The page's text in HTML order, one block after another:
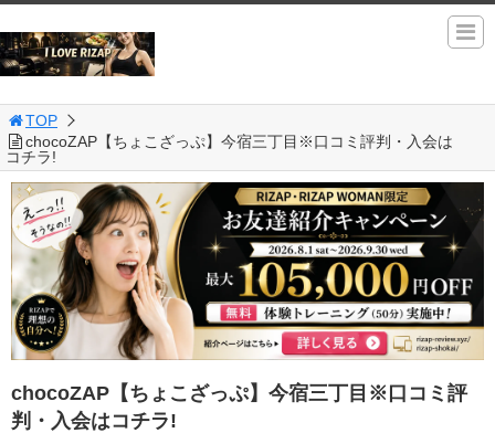
TOP
chocoZAP【ちょこざっぷ】今宿三丁目※口コミ評判・入会は
コチラ!
chocoZAP【ちょこざっぷ】今宿三丁目※口コミ評
判・入会はコチラ!